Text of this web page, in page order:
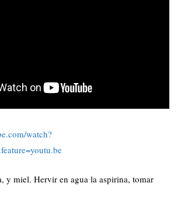
watch?
y miel. Hervir en agua la aspirina, tomar